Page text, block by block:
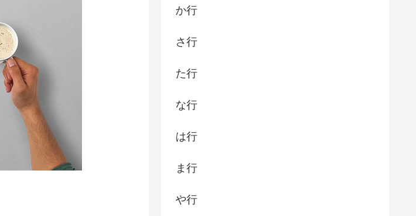
か行
さ行
た行
な行
は行
ま行
や行